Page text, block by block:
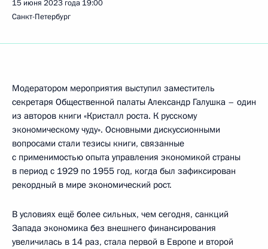
15 июня 2023 года 19:00
Санкт-Петербург
Модератором мероприятия выступил заместитель
секретаря Общественной палаты Александр Галушка – один
из авторов книги «Кристалл роста. К русскому
экономическому чуду». Основными дискуссионными
вопросами стали тезисы книги, связанные
с применимостью опыта управления экономикой страны
в период с 1929 по 1955 год, когда был зафиксирован
рекордный в мире экономический рост.
В условиях ещё более сильных, чем сегодня, санкций
Запада экономика без внешнего финансирования
увеличилась в 14 раз, стала первой в Европе и второй